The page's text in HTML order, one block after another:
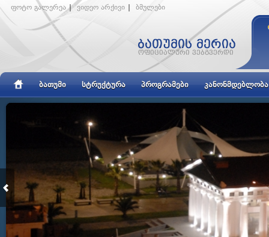
ფოტო გალერეა | ვიდეო არქივი ბმულები
ᲑᲐᲗᲣᲛᲘ ᲡᲢᲠᲣᲥᲢᲣᲠᲐ ᲞᲠᲝᲒᲠᲐᲛᲔᲑᲘ ᲙᲐᲜᲝᲜᲛᲓᲔᲑᲚᲝᲑᲐ